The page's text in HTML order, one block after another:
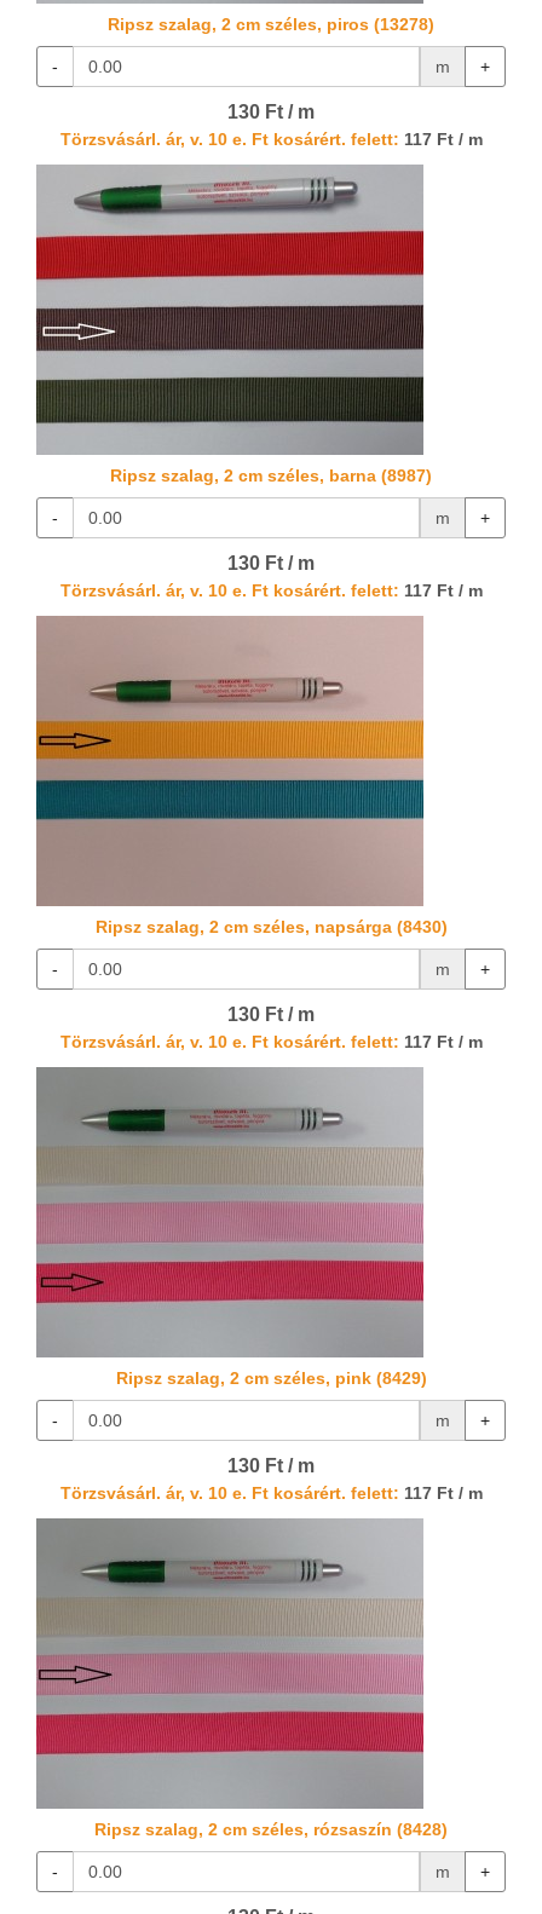
Ripsz szalag, 2 cm széles, piros (13278)
- m +
130 Ft / m
Törzsvásárl. ár, v. 10 e. Ft kosárért. felett: 117 Ft / m
Ripsz szalag, 2 cm széles, barna (8987)
- m +
130 Ft / m
Törzsvásárl. ár, v. 10 e. Ft kosárért. felett: 117 Ft / m
Ripsz szalag, 2 cm széles, napsárga (8430)
- m +
130 Ft / m
Törzsvásárl. ár, v. 10 e. Ft kosárért. felett: 117 Ft / m
Ripsz szalag, 2 cm széles, pink (8429)
- m +
130 Ft / m
Törzsvásárl. ár, v. 10 e. Ft kosárért. felett: 117 Ft / m
Ripsz szalag, 2 cm széles, rózsaszín (8428)
- m +